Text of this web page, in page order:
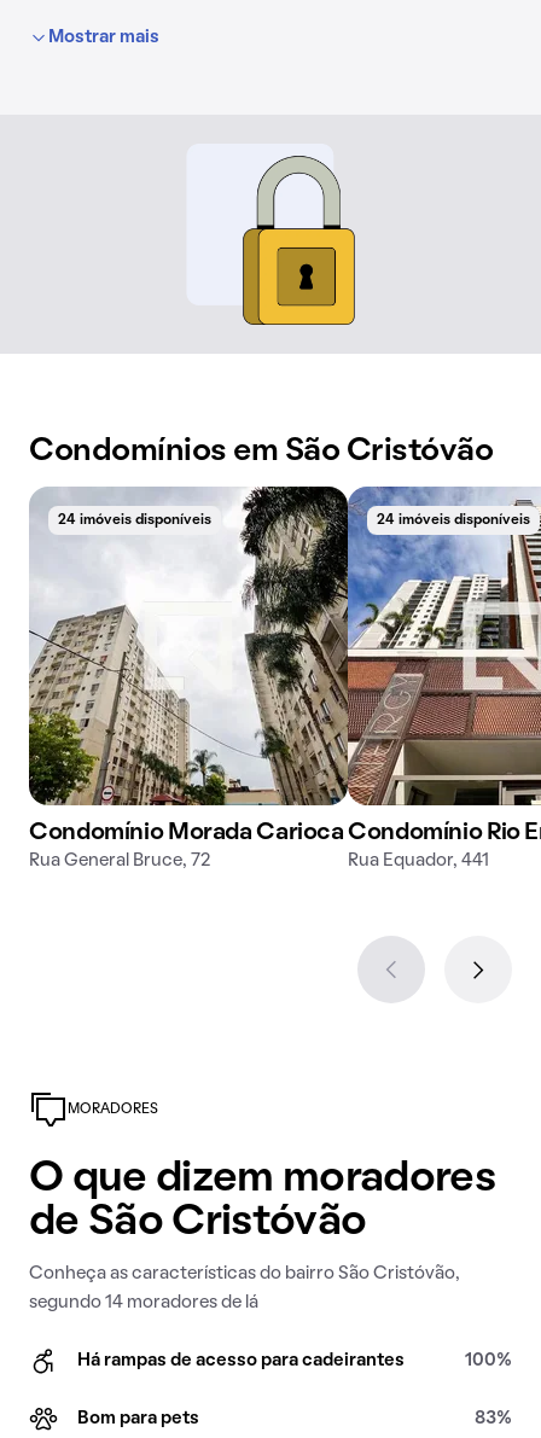
Mostrar mais
Condomínios em São Cristóvão
24 imóveis disponíveis
Condomínio Morada Carioca
Rua General Bruce, 72
24 imóveis disponíveis
Condomínio Rio
Rua Equador, 441
MORADORES
O que dizem moradores
de São Cristóvão
Conheça as características do bairro São Cristóvão,
segundo 14 moradores de lá
Há rampas de acesso para cadeirantes 100%
Bom para pets 83%